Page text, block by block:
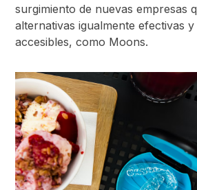
surgimiento de nuevas empresas
alternativas igualmente efectivas
accesibles, como Moons.